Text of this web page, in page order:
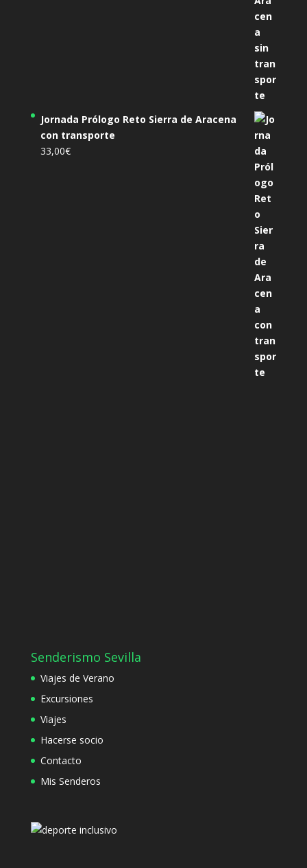
Jornada Prólogo Reto Sierra de Aracena
con transporte
33,00€
Senderismo Sevilla
Viajes de Verano
Excursiones
Viajes
Hacerse socio
Contacto
Mis Senderos